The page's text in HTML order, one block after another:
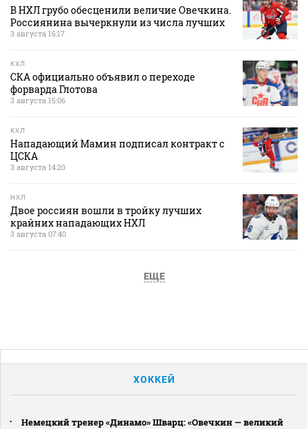
В НХЛ грубо обесценили величие Овечкина.
Россиянина вычеркнули из числа лучших
3 августа 16:17
КХЛ
СКА официально объявил о переходе
форварда Глотова
3 августа 15:06
КХЛ
Нападающий Мамин подписал контракт с
ЦСКА
3 августа 14:20
НХЛ
Двое россиян вошли в тройку лучших
крайних нападающих НХЛ
3 августа 07:40
ЕЩЕ
ХОККЕЙ
Немецкий тренер «Динамо» Шварц: «Овечкин — великий